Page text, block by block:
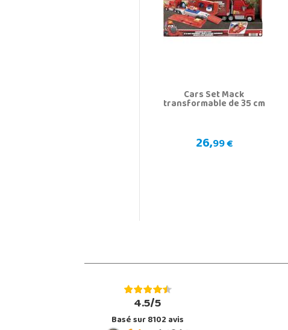
Cars Set Mack
transformable de 35 cm
26,99 €
4.5/5
Basé sur 8102 avis